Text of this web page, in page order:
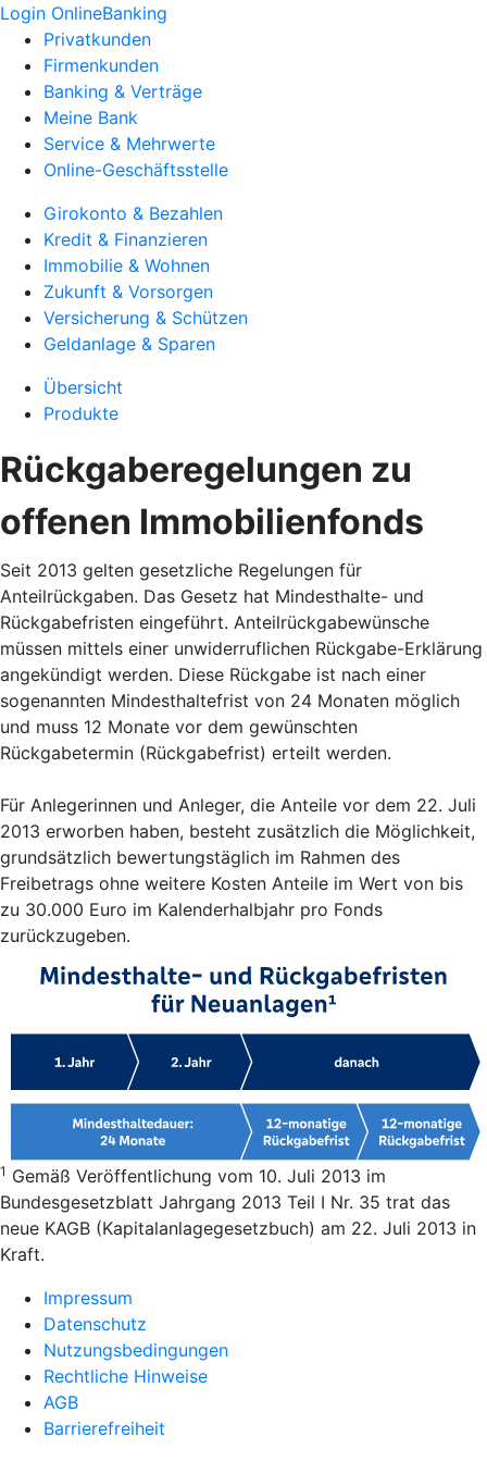
Login OnlineBanking
Privatkunden
Firmenkunden
Banking & Verträge
Meine Bank
Service & Mehrwerte
Online-Geschäftsstelle
Girokonto & Bezahlen
Kredit & Finanzieren
Immobilie & Wohnen
Zukunft & Vorsorgen
Versicherung & Schützen
Geldanlage & Sparen
Übersicht
Produkte
Rückgaberegelungen zu
offenen Immobilienfonds
Seit 2013 gelten gesetzliche Regelungen für
Anteilrückgaben. Das Gesetz hat Mindesthalte- und
Rückgabefristen eingeführt. Anteilrückgabewünsche
müssen mittels einer unwiderruflichen Rückgabe-Erklärung
angekündigt werden. Diese Rückgabe ist nach einer
sogenannten Mindesthaltefrist von 24 Monaten möglich
und muss 12 Monate vor dem gewünschten
Rückgabetermin (Rückgabefrist) erteilt werden.
Für Anlegerinnen und Anleger, die Anteile vor dem 22. Juli
2013 erworben haben, besteht zusätzlich die Möglichkeit,
grundsätzlich bewertungstäglich im Rahmen des
Freibetrags ohne weitere Kosten Anteile im Wert von bis
zu 30.000 Euro im Kalenderhalbjahr pro Fonds
zurückzugeben.
1 Gemäß Veröffentlichung vom 10. Juli 2013 im
Bundesgesetzblatt Jahrgang 2013 Teil I Nr. 35 trat das
neue KAGB (Kapitalanlagegesetzbuch) am 22. Juli 2013 in
Kraft.
Impressum
Datenschutz
Nutzungsbedingungen
Rechtliche Hinweise
AGB
Barrierefreiheit